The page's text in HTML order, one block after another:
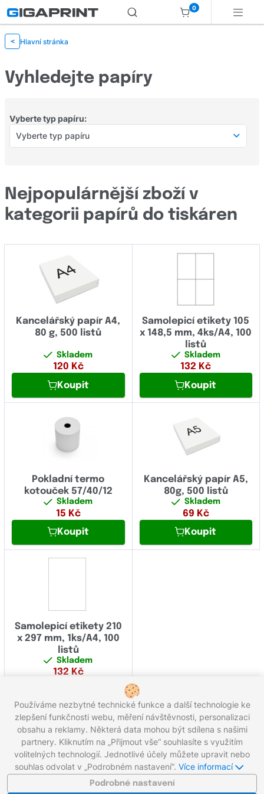
0
< Hlavní stránka
Vyhledejte papíry
Vyberte typ papíru:
Vyberte typ papíru
Kancelářský
Foto papír
Tabelační papír (traktorový papír)
Nejpopulárnější zboží v
kategorii papírů do tiskáren
Kancelářský papír A4,
80 g, 500 listů
Skladem
120 Kč
Koupit
Samolepicí etikety 105
x 148,5 mm, 4ks/A4, 100
listů
Skladem
132 Kč
Koupit
Pokladní termo
kotouček 57/40/12
Skladem
15 Kč
Koupit
Kancelářský papír A5,
80g, 500 listů
Skladem
69 Kč
Koupit
Samolepicí etikety 210
x 297 mm, 1ks/A4, 100
listů
Skladem
132 Kč
Zavolejte nám zdarma: 800 203 100
Pracovní dny 8:00 - 17:00
Napište nám:info@gigaprint.cz©2026 gigaprint.cz
Používáme nezbytné technické funkce a další technologie ke
zlepšení funkčnosti webu, měření návštěvnosti, personalizaci
obsahu a reklamy. Některá data mohou být sdílena s našimi
partnery. Kliknutím na „Přijmout vše“ souhlasíte s využitím
volitelných technologií. Jednotlivé účely můžete upravit nebo
souhlas odvolat v „Podrobném nastavení“. Více informací
Podrobné nastavení